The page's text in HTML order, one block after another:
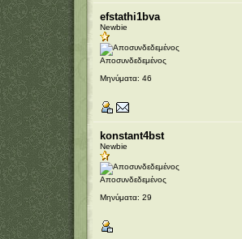
efstathi1bva
Newbie
Αποσυνδεδεμένος
Μηνύματα: 46
konstant4bst
Newbie
Αποσυνδεδεμένος
Μηνύματα: 29